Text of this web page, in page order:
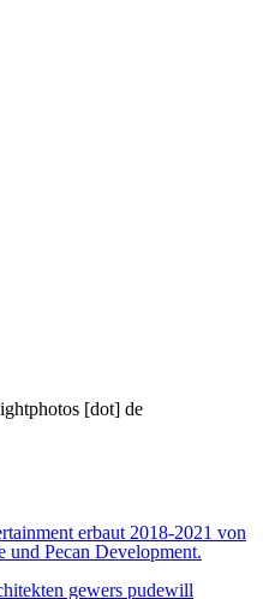
[dot] de
erbaut 2018-2021 von
und Pecan Development.
gewers pudewill